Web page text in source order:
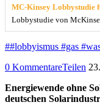
MC-Kinsey Lobbystudie
Lobbystudie von
##lobbyismus #gas
0 KommentareTeilen
Energiewende ohne
deutschen